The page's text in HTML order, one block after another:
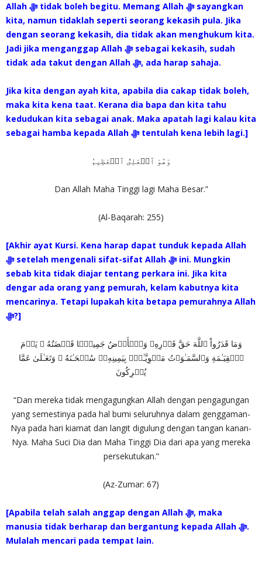
Allah‎ ﷻ tidak boleh begitu. Memang Allah ‎ﷻ sayangkan
kita, namun tidaklah seperti seorang kekasih pula. Jika
dengan seorang kekasih, dia tidak akan menghukum kita.
Jadi jika menganggap Allah ‎ﷻ sebagai kekasih, sudah
tidak ada takut dengan Allah ‎ﷻ, ada harap sahaja.
Jika kita dengan ayah kita, apabila dia cakap tidak boleh,
maka kita kena taat. Kerana dia bapa dan kita tahu
kedudukan kita sebagai anak. Maka apatah lagi kalau kita
sebagai hamba kepada Allah ‎ﷻ tentulah kena lebih lagi.]
وَهُوَ ٱلۡعَلِىُّ ٱلۡعَظِيمُ
Dan Allah Maha Tinggi lagi Maha Besar.”
(Al-Baqarah: 255)
[Akhir ayat Kursi. Kena harap dapat tunduk kepada Allah
sebab kita tidak diajar tentang perkara ini. Jika kita
dengar ada orang yang pemurah, kelam kabutnya kita
mencarinya. Tetapi lupakah kita betapa pemurahnya Allah
‎ﷻ?]
وَمَا قَدَرُواْ ٱللَّهَ حَقَّ قَدۡرِهِۦ وَٱلۡأَرۡضُ جَمِيعً۬ا قَبۡضَتُهُ ۥ يَوۡمَ
ٱلۡقِيَـٰمَةِ وَٱلسَّمَـٰوَٲتُ مَطۡوِيَّـٰتُۢ بِيَمِينِهِۦ‌ۚ سُبۡحَـٰنَهُ ۥ وَتَعَـٰلَىٰ عَمَّا
يُشۡرِكُونَ
“Dan mereka tidak mengagungkan Allah dengan pengagungan
yang semestinya pada hal bumi seluruhnya dalam genggaman-
Nya pada hari kiamat dan langit digulung dengan tangan kanan-
Nya. Maha Suci Dia dan Maha Tinggi Dia dari apa yang mereka
persekutukan.”
(Az-Zumar: 67)
[Apabila telah salah anggap dengan Allah ‎ﷻ, maka
manusia tidak berharap dan bergantung kepada Allah ‎ﷻ.
Mulalah mencari pada tempat lain.